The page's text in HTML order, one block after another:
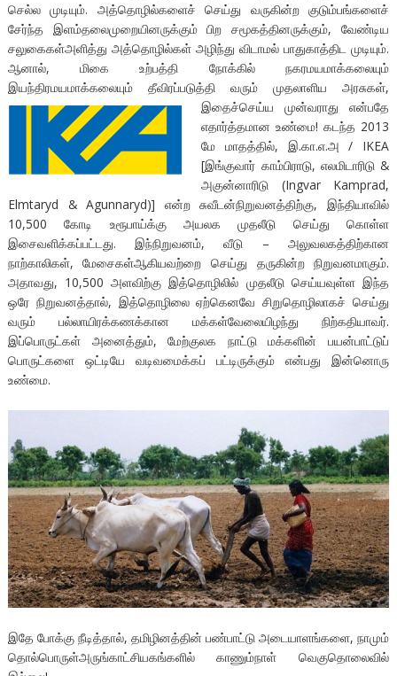
செல்ல முடியும். அத்தொழில்களைச் செய்து வருகின்ற குடும்பங்களைச்
சேர்ந்த இளம்தலைமுறையினருக்கும் பிற சமூகத்தினருக்கும், வேண்டிய
சலுகைகள்அளித்து அத்தொழில்கள் அழிந்து விடாமல் பாதுகாத்திட முடியும்.
ஆனால், மிகை உற்பத்தி நோக்கில் நகரமயமாக்கலையும்
இயந்திரமயமாக்கலையும் தீவிரப்படுத்தி வரும் முதலாளிய அரசுகள்,
இதைச்செய்யமுன்வராது என்பதே
எதார்த்தமான உண்மை! கடந்த 2013
மே மாதத்தில், இ.கா.எ.அ / IKEA
[இங்குவார் காம்பிராடு, எலமிடாரிடு &
அகுன்னாரிடு (Ingvar Kamprad,
Elmtaryd & Agunnaryd)] என்ற சுவீடன்நிறுவனத்திற்கு, இந்தியாவில்
10,500 கோடி உரூபாய்க்கு அயலக முதலீடு செய்து கொள்ள
இசைவளிக்கப்பட்டது. இந்நிறுவனம், வீடு – அலுவலகத்திற்கான
நாற்காலிகள், மேசைகள்ஆகியவற்றை செய்து தருகின்ற நிறுவனமாகும்.
அதாவது, 10,500 அளவிற்கு இத்தொழிலில் முதலீடு செய்யவுள்ள இந்த
ஒரே நிறுவனத்தால், இத்தொழிலை ஏற்கெனவே சிறுதொழிலாகச் செய்து
வரும் பல்லாயிரக்கணக்கான மக்கள்வேலையிழந்து நிற்கதியாவர்.
இப்பொருட்கள் அனைத்தும், மேற்குலக நாட்டு மக்களின் பயன்பாட்டுப்
பொருட்களை ஒட்டியே வடிவமைக்கப் பட்டிருக்கும் என்பது இன்னொரு
உண்மை.
இதே போக்கு நீடித்தால், தமிழினத்தின் பண்பாட்டு அடையாளங்களை, நாமும்
தொல்பொருள்அருங்காட்சியகங்களில் காணும்நாள் வெகுதொலைவில்